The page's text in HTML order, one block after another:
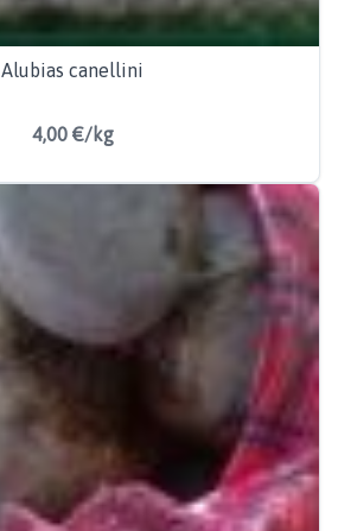
Alubias canellini
4,00 €/kg